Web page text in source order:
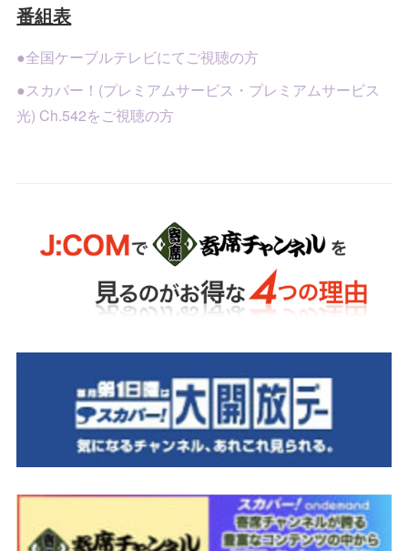
番組表
●全国ケーブルテレビにてご視聴の方
●スカパー！(プレミアムサービス・プレミアムサービス
光) Ch.542をご視聴の方